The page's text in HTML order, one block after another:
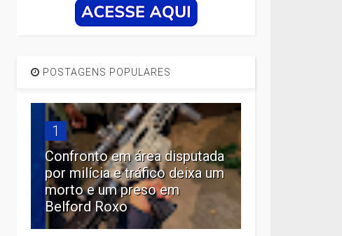
POSTAGENS POPULARES
1
Confronto em área disputada
por milícia e tráfico deixa um
morto e um preso em
Belford Roxo